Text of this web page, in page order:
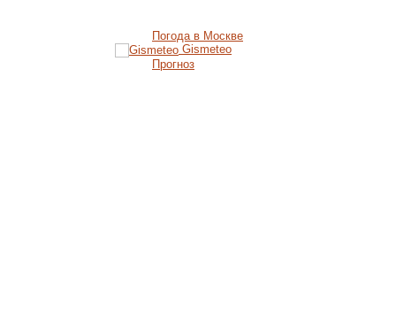
Погода в Москве
Gismeteo
Прогноз